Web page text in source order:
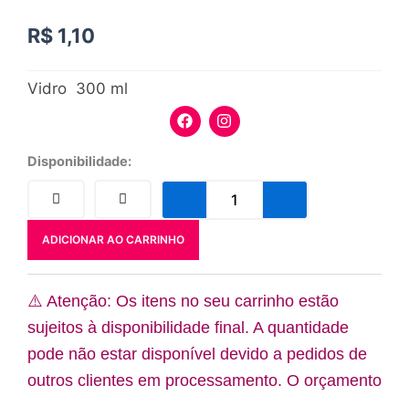
R$ 1,10
Vidro 300 ml
F
a
c
k
I
n
s
Disponibilidade:
quantidade
ADICIONAR AO CARRINHO
⚠️ Atenção: Os itens no seu carrinho estão
sujeitos à disponibilidade final. A quantidade
pode não estar disponível devido a pedidos de
outros clientes em processamento. O orçamento